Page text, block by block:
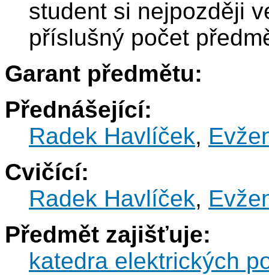
student si nejpozději
příslušný počet
Garant předmětu:
Přednášející:
Radek Havlíček,
Cvičící:
Radek Havlíček,
Předmět zajišťuje:
katedra elektrických